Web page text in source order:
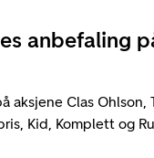
anbefaling
aksjene Clas Ohlson,
Kid, Komplett og